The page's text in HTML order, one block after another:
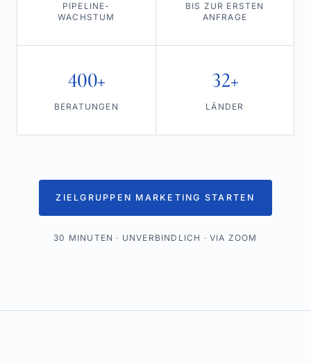
PIPELINE-
WACHSTUM
BIS ZUR ERSTEN
ANFRAGE
400+
BERATUNGEN
32+
LÄNDER
ZIELGRUPPEN MARKETING STARTEN
30 MINUTEN · UNVERBINDLICH · VIA ZOOM